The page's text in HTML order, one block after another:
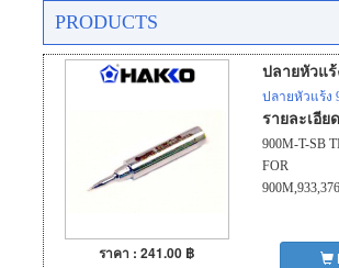
PRODUCTS
ปลายหัวแร้
ปลายหัวแร้ง
รายละเอีย
900M-T-SB
FOR
ราคา : 241.00 ฿